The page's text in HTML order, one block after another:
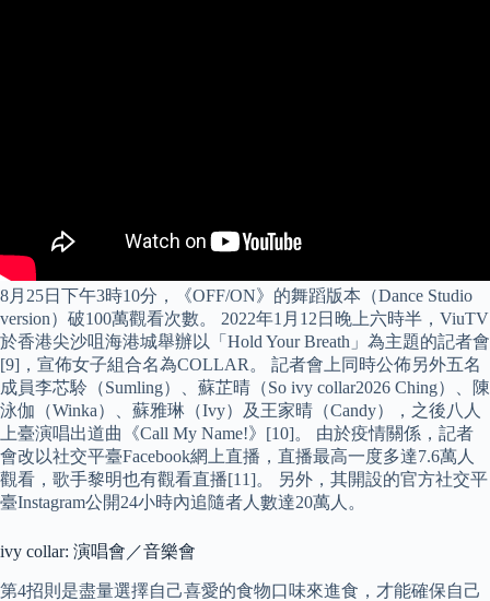
8月25日下午3時10分，《OFF/ON》的舞蹈版本（Dance Studio
version）破100萬觀看次數。 2022年1月12日晚上六時半，ViuTV
於香港尖沙咀海港城舉辦以「Hold Your Breath」為主題的記者會
[9]，宣佈女子組合名為COLLAR。 記者會上同時公佈另外五名
成員李芯駖（Sumling）、蘇芷晴（So ivy collar2026 Ching）、陳
泳伽（Winka）、蘇雅琳（Ivy）及王家晴（Candy），之後八人
上臺演唱出道曲《Call My Name!》[10]。 由於疫情關係，記者
會改以社交平臺Facebook網上直播，直播最高一度多達7.6萬人
觀看，歌手黎明也有觀看直播[11]。 另外，其開設的官方社交平
臺Instagram公開24小時內追隨者人數達20萬人。
ivy collar: 演唱會／音樂會
第4招則是盡量選擇自己喜愛的食物口味來進食，才能確保自己